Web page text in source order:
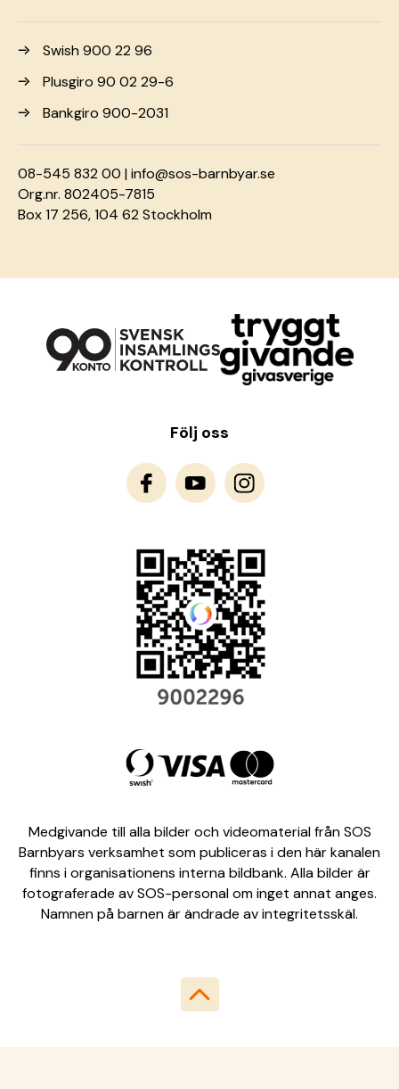
Swish 900 22 96
Plusgiro 90 02 29-6
Bankgiro 900-2031
08-545 832 00 |info@sos-barnbyar.se
Org.nr. 802405-7815
Box 17 256, 104 62 Stockholm
Följ oss
Medgivande till alla bilder och videomaterial från SOS
Barnbyars verksamhet som publiceras i den här kanalen
finns i organisationens interna bildbank. Alla bilder är
fotograferade av SOS-personal om inget annat anges.
Namnen på barnen är ändrade av integritetsskäl.